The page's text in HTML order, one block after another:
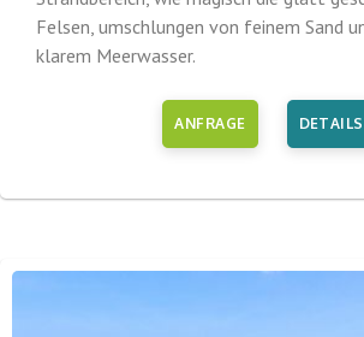
Felsen, umschlungen von feinem Sand
klarem Meerwasser.
ANFRAGE DETAILS